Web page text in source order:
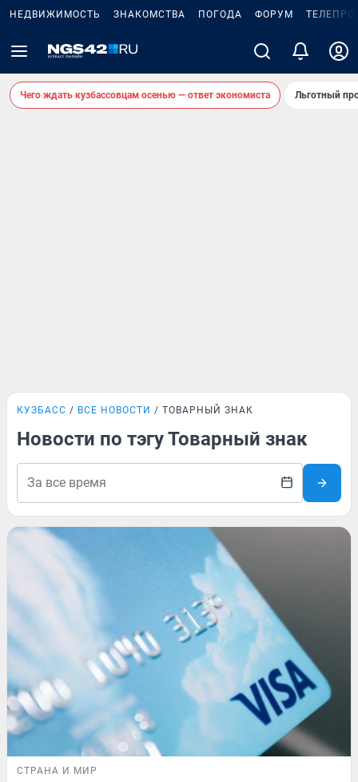
НЕДВИЖИМОСТЬ ЗНАКОМСТВА ПОГОДА ФОРУМ
Чего ждать кузбассовцам осенью — ответ экономиста Льготный
КУЗБАСС ВСЕ НОВОСТИ ТОВАРНЫЙ ЗНАК
Новости по тэгу Товарный знак
СТРАНА И МИР